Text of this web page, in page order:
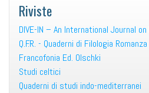
Riviste
DIVE-IN – An International Journal
Q.F.R. - Quaderni di Filologia
Francofonia Ed. Olschki
Studi celtici
Quaderni di studi indo-mediterranei